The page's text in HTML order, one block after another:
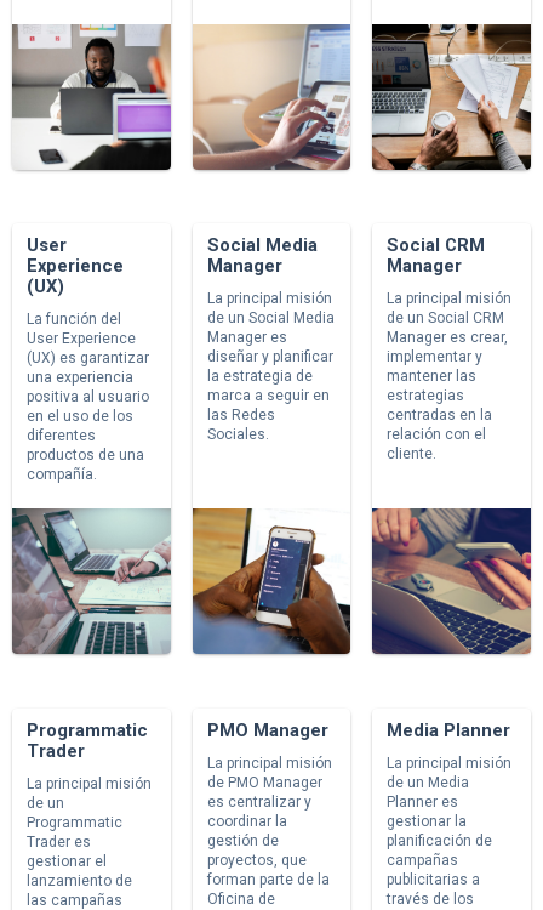
User
Experience
(UX)
La función del
User Experience
(UX) es garantizar
una experiencia
positiva al usuario
en el uso de los
diferentes
productos de una
compañía.
Social Media
Manager
La principal misión
de un Social Media
Manager es
diseñar y planificar
la estrategia de
marca a seguir en
las Redes
Sociales.
Social CRM
Manager
La principal misión
de un Social CRM
Manager es crear,
implementar y
mantener las
estrategias
centradas en la
relación con el
cliente.
Programmatic
Trader
La principal misión
de un
Programmatic
Trader es
gestionar el
lanzamiento de
las campañas
PMO Manager
La principal misión
de PMO Manager
es centralizar y
coordinar la
gestión de
proyectos, que
forman parte de la
Oficina de
Media Planner
La principal misión
de un Media
Planner es
gestionar la
planificación de
campañas
publicitarias a
través de los